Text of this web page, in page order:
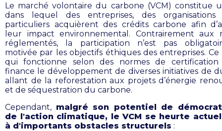
Le marché volontaire du carbone (VCM) constitue
dans lequel des entreprises, des
particuliers acquièrent des crédits carbone afin
leur impact environnemental. Contrairement aux
réglementés, la participation n’est pas
motivée par les objectifs éthiques des entreprises. Ce
qui fonctionne selon des normes de certification
finance le développement de diverses initiatives de
allant de la reforestation aux projets d’énergie
et de séquestration du carbone.
Cependant, malgré son potentiel de
de l'action climatique, le VCM se heurte
à d'importants obstacles structurels :